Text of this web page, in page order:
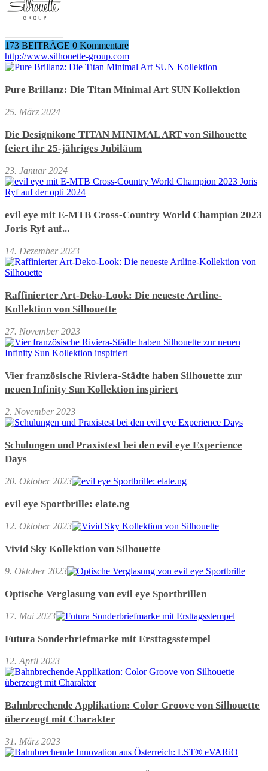
173 BEITRÄGE 0 Kommentare
http://www.silhouette-group.com
Pure Brillanz: Die Titan Minimal Art SUN Kollektion
25. März 2024
Die Designikone TITAN MINIMAL ART von Silhouette
feiert ihr 25-jähriges Jubiläum
23. Januar 2024
evil eye mit E-MTB Cross-Country World Champion 2023
Joris Ryf auf...
14. Dezember 2023
Raffinierter Art-Deko-Look: Die neueste Artline-
Kollektion von Silhouette
27. November 2023
Vier französische Riviera-Städte haben Silhouette zur
neuen Infinity Sun Kollektion inspiriert
2. November 2023
Schulungen und Praxistest bei den evil eye Experience
Days
20. Oktober 2023
evil eye Sportbrille: elate.ng
12. Oktober 2023
Vivid Sky Kollektion von Silhouette
9. Oktober 2023
Optische Verglasung von evil eye Sportbrillen
17. Mai 2023
Futura Sonderbriefmarke mit Ersttagsstempel
12. April 2023
Bahnbrechende Applikation: Color Groove von Silhouette
überzeugt mit Charakter
31. März 2023